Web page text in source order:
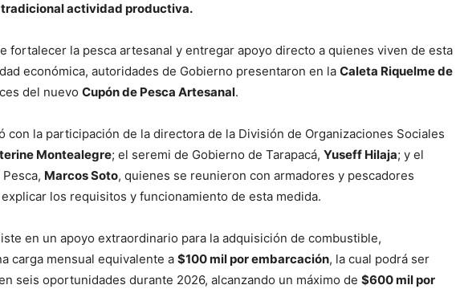
actividad productiva.
fortalecer la pesca artesanal y entregar apoyo directo a quienes viven de esta
económica, autoridades de Gobierno presentaron en la Caleta Riquelme de
del nuevo Cupón de Pesca Artesanal.
con la participación de la directora de la División de Organizaciones Sociales
Montealegre; el seremi de Gobierno de Tarapacá, Yuseff Hilaja; y el
Marcos Soto, quienes se reunieron con armadores y pescadores
los requisitos y funcionamiento de esta medida.
en un apoyo extraordinario para la adquisición de combustible,
carga mensual equivalente a $100 mil por embarcación, la cual podrá ser
seis oportunidades durante 2026, alcanzando un máximo de $600 mil por